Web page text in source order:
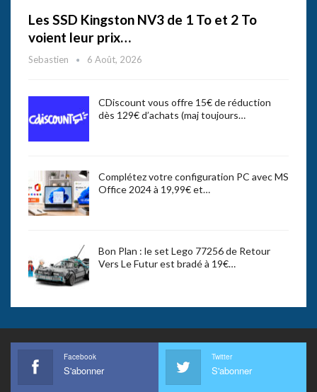
Les SSD Kingston NV3 de 1 To et 2 To
voient leur prix…
Sebastien 6 Août, 2026
CDiscount vous offre 15€ de réduction
dès 129€ d’achats (maj toujours…
Complétez votre configuration PC avec MS
Office 2024 à 19,99€ et…
Bon Plan : le set Lego 77256 de Retour
Vers Le Futur est bradé à 19€…
Facebook
S'abonner
Twitter
S'abonner